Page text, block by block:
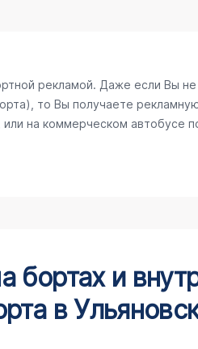
рекламой. Даже если Вы
то Вы получаете
на коммерческом автобусе
бортах и
в